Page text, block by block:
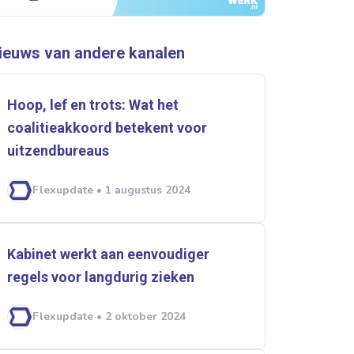
van andere kanalen
Hoop, lef en trots: Wat het
coalitieakkoord betekent voor
uitzendbureaus
Flexupdate • 1 augustus 2024
Kabinet werkt aan eenvoudiger
regels voor langdurig zieken
Flexupdate • 2 oktober 2024
Artikelen zoeken